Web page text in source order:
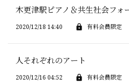
木更津駅ピアノ＆共生社会フォ
2020/12/18 14:40 有料会員限定
人それぞれのアート
2020/12/16 04:52 有料会員限定